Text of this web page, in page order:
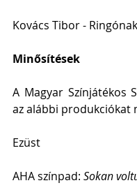
Kovács Tibor - Ringónak
Minősítések
A Magyar Színjátékos
az alábbi produkciókat
Ezüst
AHA színpad: Sokan